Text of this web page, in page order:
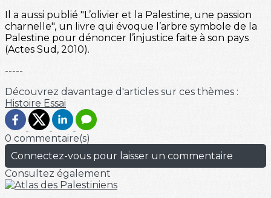
Il a aussi publié "L’olivier et la Palestine, une passion
charnelle", un livre qui évoque l’arbre symbole de la
Palestine pour dénoncer l’injustice faite à son pays
(Actes Sud, 2010).
-----
Découvrez davantage d'articles sur ces thèmes :
Histoire Essai
0 commentaire(s)
Connectez-vous pour laisser un commentaire
Consultez également